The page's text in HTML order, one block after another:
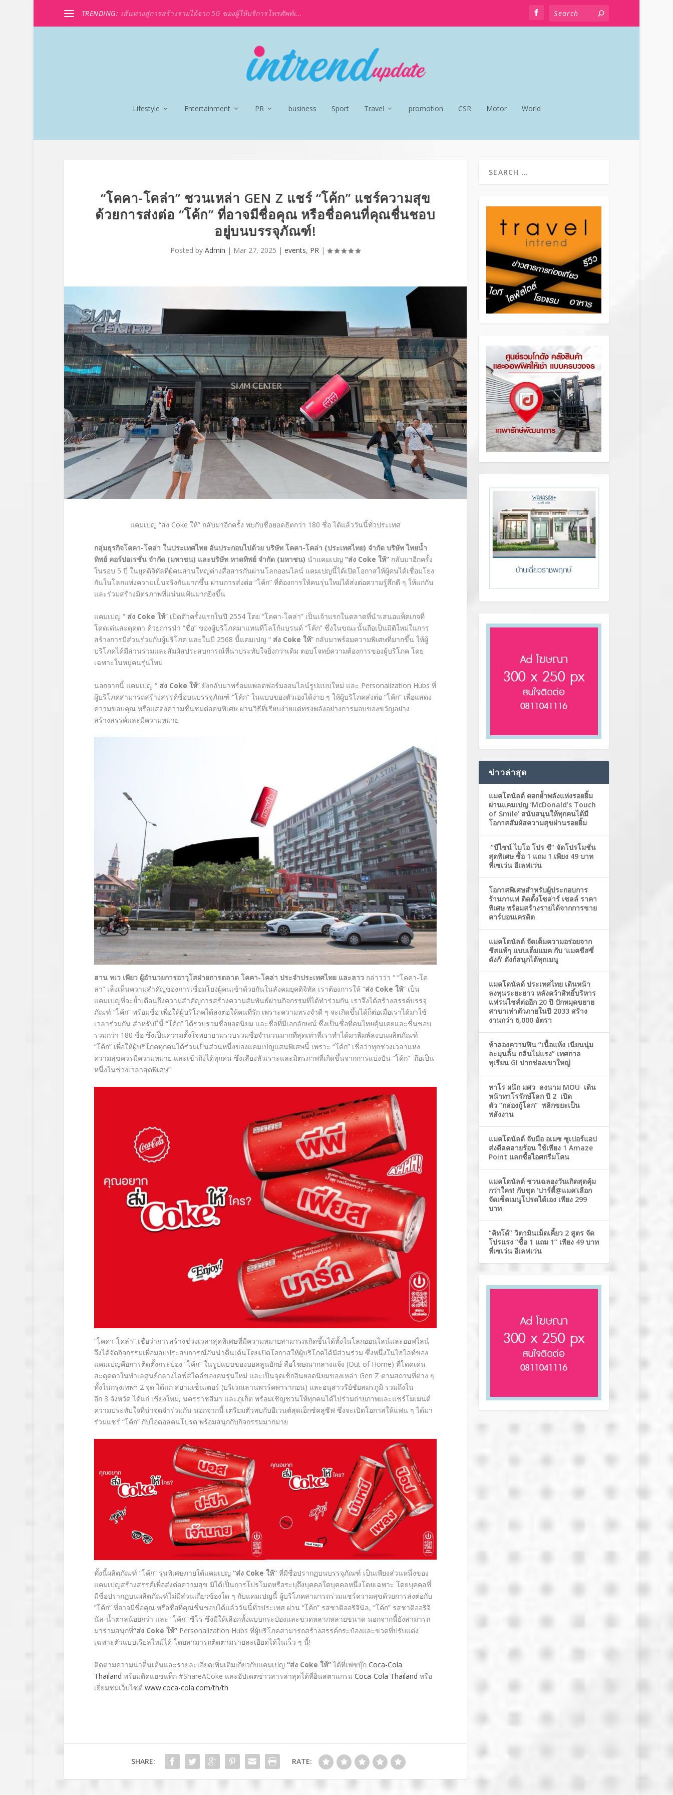
TRENDING: เส้นทางสู่การสร้างรายได้จาก 5G ของผู้ให้บริการโทรศัพท์เ...
Lifestyle Entertainment PR business Sport Travel promotion CSR Motor World
“โคคา-โคล่า” ชวนเหล่า GEN Z แชร์ “โค้ก” แชร์ความสุข
ด้วยการส่งต่อ “โค้ก” ที่อาจมีชื่อคุณ หรือชื่อคนที่คุณชื่นชอบ
อยู่บนบรรจุภัณฑ์!
Posted byAdmin | Mar 27, 2025 |events, PR |
แคมเปญ “ส่ง Coke ให้” กลับมาอีกครั้ง พบกับชื่อยอดฮิตกว่า 180 ชื่อ ได้แล้ววันนี้ทั่วประเทศ
กลุ่มธุรกิจโคคา-โคล่า ในประเทศไทย อันประกอบไปด้วย บริษัท โคคา-โคล่า (ประเทศไทย) จำกัด บริษัท ไทยน้ำ
ทิพย์ คอร์ปอเรชั่น จำกัด (มหาชน) และบริษัท หาดทิพย์ จำกัด (มหาชน) นำแคมเปญ “ส่ง Coke ให้”กลับมาอีกครั้ง
ในรอบ 5 ปี ในยุคดิจิทัลที่ผู้คนส่วนใหญ่ต่างสื่อสารกันผ่านโลกออนไลน์ แคมเปญนี้ได้เปิดโอกาสให้ผู้คนได้เชื่อมโยง
กันในโลกแห่งความเป็นจริงกันมากขึ้น ผ่านการส่งต่อ “โค้ก” ที่ต้องการให้คนรุ่นใหม่ได้ส่งต่อความรู้สึกดี ๆ ให้แก่กัน
และร่วมสร้างมิตรภาพที่แน่นแฟ้นมากยิ่งขึ้น
แคมเปญ “ส่ง Coke ให้” เปิดตัวครั้งแรกในปี 2554 โดย “โคคา-โคล่า” เป็นเจ้าแรกในตลาดที่นำเสนอแพ็คเกจที่
โดดเด่นสะดุดตา ด้วยการนำ “ชื่อ” ของผู้บริโภคมาแทนที่โลโก้แบรนด์ “โค้ก” ซึ่งในขณะนั้นถือเป็นมิติใหม่ในการ
สร้างการมีส่วนร่วมกับผู้บริโภค และในปี 2568 นี้แคมเปญ “ส่ง Coke ให้” กลับมาพร้อมความพิเศษที่มากขึ้น ให้ผู้
บริโภคได้มีส่วนร่วมและสัมผัสประสบการณ์ที่น่าประทับใจยิ่งกว่าเดิม ตอบโจทย์ความต้องการของผู้บริโภค โดย
เฉพาะในหมู่คนรุ่นใหม่
นอกจากนี้ แคมเปญ “ส่ง Coke ให้” ยังกลับมาพร้อมแพลตฟอร์มออนไลน์รูปแบบใหม่ และ Personalization Hubs ที่
ผู้บริโภคสามารถสร้างสรรค์ชื่อบนบรรจุภัณฑ์ “โค้ก” ในแบบของตัวเองได้ง่าย ๆ ให้ผู้บริโภคส่งต่อ “โค้ก” เพื่อแสดง
ความขอบคุณ หรือแสดงความชื่นชมต่อคนพิเศษ ผ่านวิธีที่เรียบง่ายแต่ทรงพลังอย่างการมอบของขวัญอย่าง
สร้างสรรค์และมีความหมาย
ฮาน ทเว เพียว ผู้อำนวยการอาวุโสฝ่ายการตลาด โคคา-โคล่า ประจำประเทศไทย และลาว กล่าวว่า “ “โคคา-โค
ล่า” เล็งเห็นความสำคัญของการเชื่อมโยงผู้คนเข้าด้วยกันในสังคมยุคดิจิทัล เราต้องการให้ “ส่ง Coke ให้” เป็น
แคมเปญที่จะย้ำเตือนถึงความสำคัญการสร้างความสัมพันธ์ผ่านกิจกรรมที่ได้ทำร่วมกัน เราจึงได้สร้างสรรค์บรรจุ
ภัณฑ์ “โค้ก” พร้อมชื่อ เพื่อให้ผู้บริโภคได้ส่งต่อให้คนที่รัก เพราะความทรงจำดี ๆ จะเกิดขึ้นได้ก็ต่อเมื่อเราได้มาใช้
เวลาร่วมกัน สำหรับปีนี้ “โค้ก” ได้รวบรวมชื่อยอดนิยม และชื่อที่มีเอกลักษณ์ ซึ่งเป็นชื่อที่คนไทยคุ้นเคยและชื่นชอบ
รวมกว่า 180 ชื่อ ซึ่งเป็นความตั้งใจพยายามรวบรวมชื่อจำนวนมากที่สุดเท่าที่เราทำได้มาพิมพ์ลงบนผลิตภัณฑ์
“โค้ก” เพื่อให้ผู้บริโภคทุกคนได้ร่วมเป็นส่วนหนึ่งของแคมเปญแสนพิเศษนี้ เพราะ “โค้ก” เชื่อว่าทุกช่วงเวลาแห่ง
ความสุขควรมีความหมาย และเข้าถึงได้ทุกคน ซึ่งเสียงหัวเราะและมิตรภาพที่เกิดขึ้นจากการแบ่งปัน “โค้ก” ถือเป็น
หนึ่งในช่วงเวลาสุดพิเศษ”
“โคคา-โคล่า”เชื่อว่าการสร้างช่วงเวลาสุดพิเศษที่มีความหมายสามารถเกิดขึ้นได้ทั้งในโลกออนไลน์และออฟไลน์
จึงได้จัดกิจกรรมเพื่อมอบประสบการณ์อันน่าตื่นเต้นโดยเปิดโอกาสให้ผู้บริโภคได้มีส่วนร่วม ซึ่งหนึ่งในไฮไลท์ของ
แคมเปญคือการติดตั้งกระป๋อง “โค้ก” ในรูปแบบของบอลลูนยักษ์ สื่อโฆษณากลางแจ้ง (Out of Home) ที่โดดเด่น
สะดุดตาในทำเลศูนย์กลางไลฟ์สไตล์ของคนรุ่นใหม่ และเป็นจุดเช็กอินยอดนิยมของเหล่า Gen Z ตามสถานที่ต่าง ๆ
ทั้งในกรุงเทพฯ 2 จุด ได้แก่ สยามเซ็นเตอร์ (บริเวณลานพาร์คพารากอน) และอนุสาวรีย์ชัยสมรภูมิ รวมถึงใน
อีก 3 จังหวัด ได้แก่ เชียงใหม่, นครราชสีมา และภูเก็ต พร้อมเชิญชวนให้ทุกคนได้ไปร่วมถ่ายภาพและแชร์โมเมนต์
ความประทับใจที่น่าจดจำร่วมกัน นอกจากนี้ เตรียมตัวพบกับอีเวนต์สุดเอ็กซ์คลูซีฟ ซึ่งจะเปิดโอกาสให้แฟน ๆ ได้มา
ร่วมแชร์ “โค้ก” กับไอดอลคนโปรด พร้อมสนุกกับกิจกรรมมากมาย
ทั้งนี้ผลิตภัณฑ์ “โค้ก” รุ่นพิเศษภายใต้แคมเปญ “ส่ง Coke ให้”ที่มีชื่อปรากฏบนบรรจุภัณฑ์ เป็นเพียงส่วนหนึ่งของ
แคมเปญสร้างสรรค์เพื่อส่งต่อความสุข มิได้เป็นการโปรโมตหรือระบุถึงบุคคลใดบุคคลหนึ่งโดยเฉพาะ โดยบุคคลที่
มีชื่อปรากฏบนผลิตภัณฑ์ไม่มีส่วนเกี่ยวข้องใด ๆ กับแคมเปญนี้ ผู้บริโภคสามารถร่วมแชร์ความสุขด้วยการส่งต่อกับ
”โค้ก” ที่อาจมีชื่อคุณ หรือชื่อที่คุณชื่นชอบได้แล้ววันนี้ทั่วประเทศ ผ่าน “โค้ก” รสชาติออริจินัล, “โค้ก” รสชาติออริจิ
นัล-น้ำตาลน้อยกว่า และ “โค้ก” ซีโร่ ซึ่งมีให้เลือกทั้งแบบกระป๋องและขวดหลากหลายขนาด นอกจากนี้ยังสามารถ
มาร่วมสนุกที่“ส่ง Coke ให้” Personalization Hubs ที่ผู้บริโภคสามารถสร้างสรรค์กระป๋องและขวดที่ปรับแต่ง
เฉพาะตัวแบบเรียลไทม์ได้ โดยสามารถติดตามรายละเอียดได้ในเร็ว ๆ นี้!
ติดตามความน่าตื่นเต้นและรายละเอียดเพิ่มเติมเกี่ยวกับแคมเปญ “ส่ง Coke ให้”ได้ที่เฟซบุ๊ก Coca-Cola
Thailand พร้อมติดแฮชแท็ก #ShareACoke และอัปเดตข่าวสารล่าสุดได้ที่อินสตาแกรม Coca-Cola Thailand หรือ
เยี่ยมชมเว็บไซต์ www.coca-cola.com/th/th
SHARE: RATE:
ข่าวล่าสุด
แมคโดนัลด์ ตอกย้ำพลังแห่งรอยยิ้ม
ผ่านแคมเปญ ‘McDonald’s Touch
of Smile’ สนับสนุนให้ทุกคนได้มี
โอกาสสัมผัสความสุขผ่านรอยยิ้ม
“บีไชน์ ไบโอ โปร ซี” จัดโปรโมชั่น
สุดพิเศษ ซื้อ 1 แถม 1 เพียง 49 บาท
ที่เซเว่น อีเลฟเว่น
โอกาสพิเศษสำหรับผู้ประกอบการ
ร้านกาแฟ ติดตั้งโซล่าร์ เซลล์ ราคา
พิเศษ พร้อมสร้างรายได้จากการขาย
คาร์บอนเครดิต
แมคโดนัลด์ จัดเต็มความอร่อยจาก
ชีสแท้ๆ แบบเต็มแมค กับ ‘แมคชีสซี่
ดังก์’ ดังก์สนุกได้ทุกเมนู
แมคโดนัลด์ ประเทศไทย เดินหน้า
ลงทุนระยะยาว หลังคว้าสิทธิ์บริหาร
แฟรนไชส์ต่ออีก 20 ปี ปักหมุดขยาย
สาขาเท่าตัวภายในปี 2033 สร้าง
งานกว่า 6,000 อัตรา
ท้าลองความฟิน “เนื้อแห้ง เนียนนุ่ม
ละมุนลิ้น กลิ่นไม่แรง” เทศกาล
ทุเรียน GI ปากช่องเขาใหญ่
ทาโร ผนึก มศว ลงนาม MOU เดิน
หน้าทาโรรักษ์โลก ปี 2 เปิด
ตัว “กล่องกู้โลก” พลิกขยะเป็น
พลังงาน
แมคโดนัลด์ จับมือ อเมซ ซูเปอร์แอป
ส่งดีลคลายร้อน ใช้เพียง 1 Amaze
Point แลกซื้อไอศกรีมโคน
แมคโดนัลด์ ชวนฉลองวันเกิดสุดคุ้ม
กว่าใคร! กับชุด ‘ปาร์ตี้@แมค’เลือก
จัดเซ็ตเมนูโปรดได้เอง เพียง 299
บาท
“คิทโด้” วิตามินเม็ดเคี้ยว 2 สูตร จัด
โปรแรง “ซื้อ 1 แถม 1” เพียง 49 บาท
ที่เซเว่น อีเลฟเว่น